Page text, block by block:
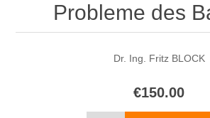
Probleme des
Dr. Ing. Fritz BLOCK
€150.00